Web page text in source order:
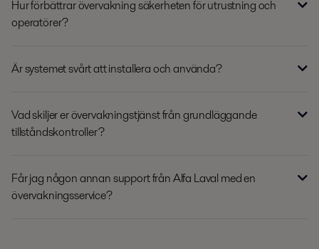
Hur förbättrar övervakning säkerheten för utrustning och
operatörer?
Är systemet svårt att installera och använda?
Vad skiljer er övervakningstjänst från grundläggande
tillståndskontroller?
Får jag någon annan support från Alfa Laval med en
övervakningsservice?